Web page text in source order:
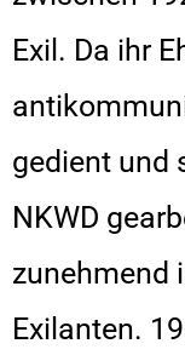
Exil. Da ihr
gedient und
NKWD
zunehmend
Exilanten.